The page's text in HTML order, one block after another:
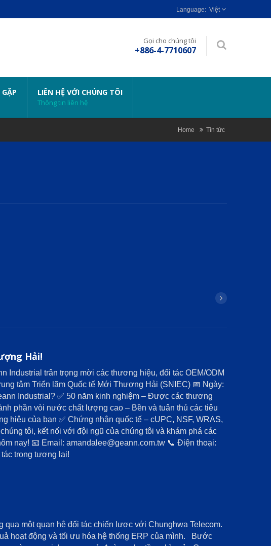
Việt
Gọi cho chúng tôi
+886-4-7710607
LIÊN HỆ VỚI CHÚNG TÔI
Thông tin liên hệ
Home Tin tức
Hải!
Industrial trân trọng mời các thương hiệu, đối tác OEM/ODM
tâm Triển lãm Quốc tế Mới Thượng Hải (SNIEC) 📅 Ngày:
Industrial? ✅ 50 năm kinh nghiệm – Được các thương
phần vòi nước chất lượng cao – Bền và tuân thủ các tiêu
hiệu của bạn ✅ Chứng nhận quốc tế – cUPC, NSF, WRAS,
tôi, kết nối với đội ngũ của chúng tôi và khám phá các
nay! 📧 Email: amandalee@geann.com.tw 📞 Điện thoại:
trong tương lai!
qua một quan hệ đối tác chiến lược với Chunghwa Telecom.
hoạt động và tối ưu hóa hệ thống ERP của mình. Bước